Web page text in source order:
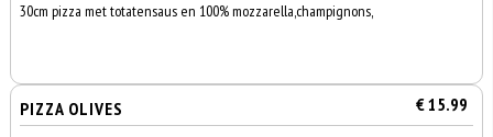
30cm pizza met totatensaus en 100% mozzarella,champignons,
PIZZA OLIVES € 15.99